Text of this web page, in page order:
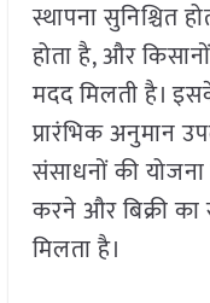
स्थापना सुनिश्चित
होता है, और
मदद मिलती है।
प्रारंभिक अनुमान
संसाधनों की
करने और बिक्री का
मिलता है।